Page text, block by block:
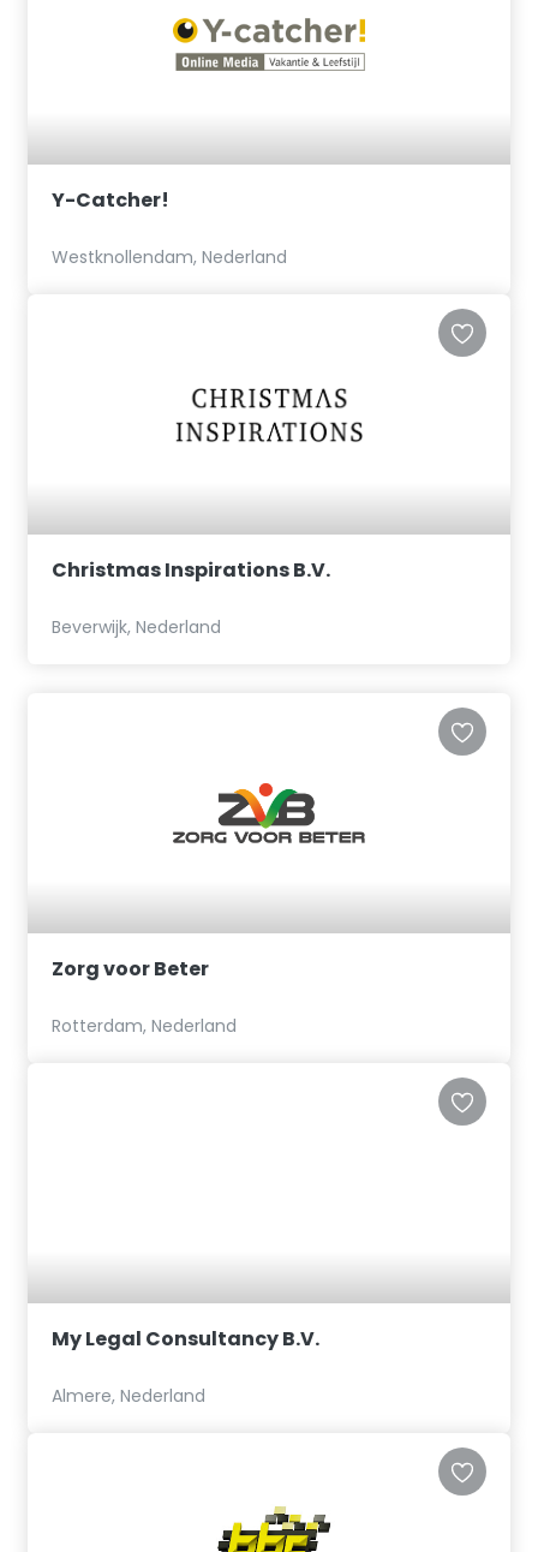
Y-Catcher!
Westknollendam, Nederland
Christmas Inspirations B.V.
Beverwijk, Nederland
Zorg voor Beter
Rotterdam, Nederland
My Legal Consultancy B.V.
Almere, Nederland